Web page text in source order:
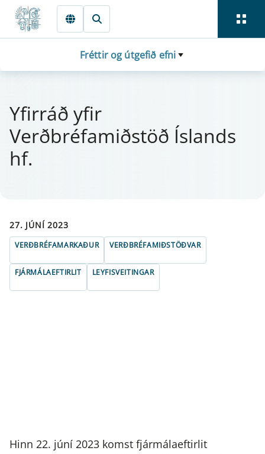
Fara beint í Meginmál
Fréttir og útgefið efni
Yfir­ráð yf­ir
Verðbréfamiðstöð Íslands
hf.
27. JÚNÍ 2023
VERÐBRÉFAMARKAÐUR VERÐBRÉFAMIÐSTÖÐVAR
FJÁRMÁLAEFTIRLIT LEYFISVEITINGAR
Hinn 22. júní 2023 komst fjármálaeftirlit